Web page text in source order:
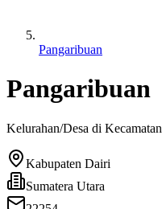
Pangaribuan
Pangaribuan
Kelurahan/Desa di Kecamatan
Kabupaten Dairi
Sumatera Utara